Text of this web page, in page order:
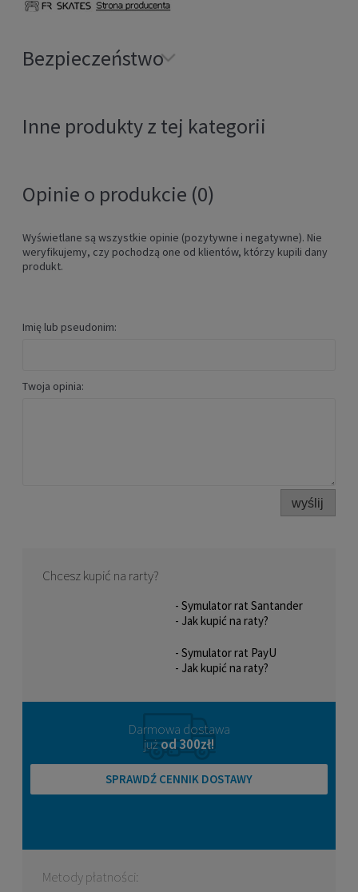
Bezpieczeństwo
Inne produkty z tej kategorii
Opinie o produkcie (0)
Wyświetlane są wszystkie opinie (pozytywne i negatywne). Nie
weryfikujemy, czy pochodzą one od klientów, którzy kupili dany
produkt.
Imię lub pseudonim:
Twoja opinia:
wyślij
Chcesz kupić na rarty?
- Symulator rat Santander
- Jak kupić na raty?
- Symulator rat PayU
- Jak kupić na raty?
Darmowa dostawa
już od 300zł!
SPRAWDŹ CENNIK DOSTAWY
Metody płatności: